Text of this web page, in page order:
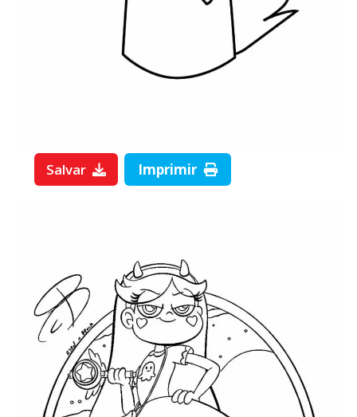
Salvar Imprimir